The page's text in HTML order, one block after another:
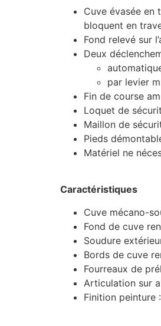
Cuve évasée en
bloquent en
Fond relevé sur
Deux
par levier
Fin de course
Loquet de
Maillon de
Pieds
Matériel ne
Caractéristiques
Cuve mécano-
Fond de cuve
Soudure
Bords de cuve
Fourreaux de
Articulation sur
Finition peinture